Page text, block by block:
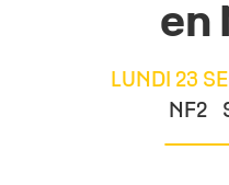
en
LUNDI 23
NF2